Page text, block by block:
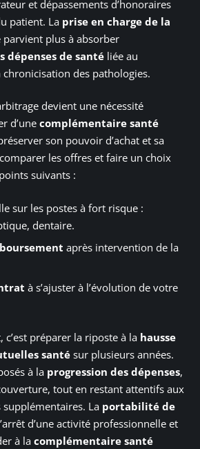
et dépassements d’honoraires
patient. La prise en charge de la
parvient plus à absorber
dépenses de santé liée au
des pathologies.
devient une nécessité
d’une complémentaire santé
son pouvoir d’achat et sa
les offres et faire un choix
suivants :
sur les postes à fort risque :
dentaire.
après intervention de la
à s’ajuster à l’évolution de votre
préparer la riposte à la hausse
santé sur plusieurs années.
à la progression des dépenses,
tout en restant attentifs aux
La portabilité de
d’une activité professionnelle et
à la complémentaire santé